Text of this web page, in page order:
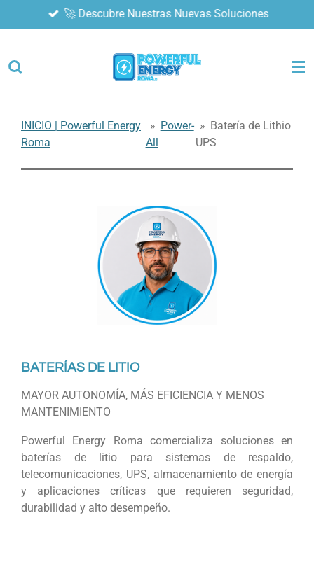
al
principal
🚀 Descubre Nuestras Nuevas Soluciones
INICIO | Powerful Energy
Roma
» Power-
All
» Batería de Lithio
UPS
BATERÍAS DE LITIO
MAYOR AUTONOMÍA, MÁS EFICIENCIA Y MENOS
MANTENIMIENTO
Powerful Energy Roma comercializa soluciones en
baterías de litio para sistemas de respaldo,
telecomunicaciones, UPS, almacenamiento de energía
y aplicaciones críticas que requieren seguridad,
durabilidad y alto desempeño.